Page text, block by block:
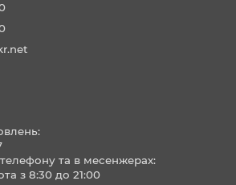
телефону та в месенжерах:
з 8:30 до 21:00